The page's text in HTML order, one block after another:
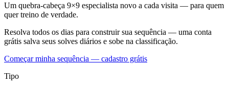
Um quebra-cabeça 9×9 especialista novo a cada visita — para quem
quer treino de verdade.
Resolva todos os dias para construir sua sequência — uma conta
grátis salva seus solves diários e sobe na classificação.
Começar minha sequência — cadastro grátis
Tipo